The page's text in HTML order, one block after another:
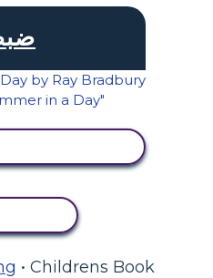
• Childrens Book